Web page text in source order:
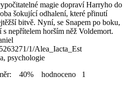
magie dopraví Harryho do
šokující odhalení, které přinutí
bitvě. Nyní, se Snapem po boku,
nepřítelem horším něž Voldemort.
1/Alea_Iacta_Est
psychologie
40% hodnoceno 1